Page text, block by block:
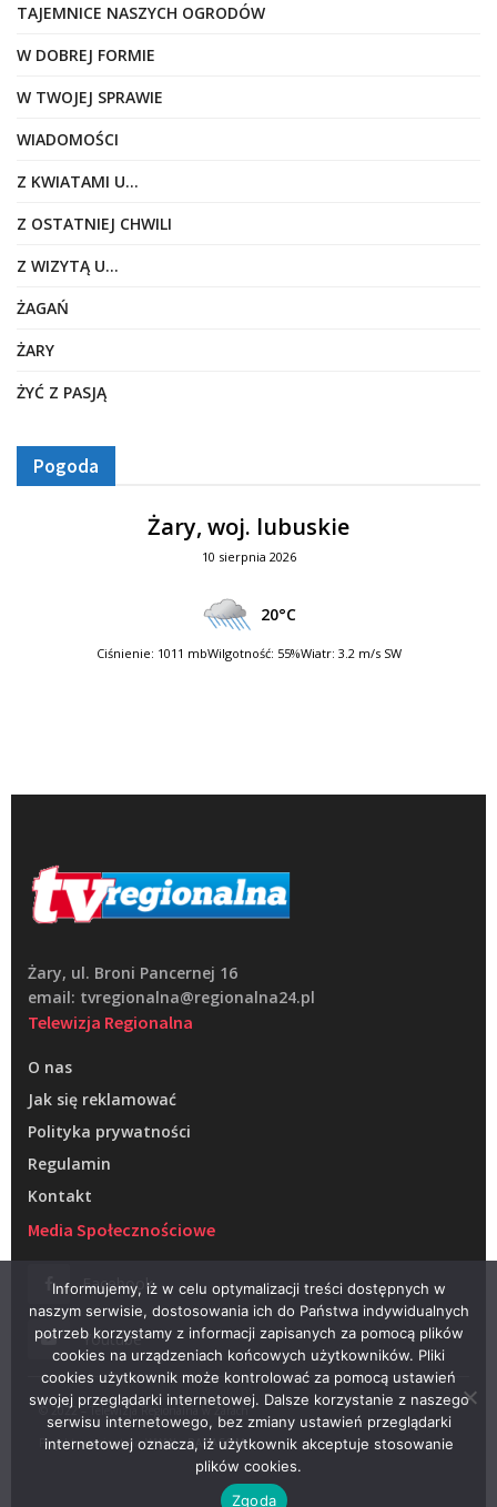
TAJEMNICE NASZYCH OGRODÓW
W DOBREJ FORMIE
W TWOJEJ SPRAWIE
WIADOMOŚCI
Z KWIATAMI U…
Z OSTATNIEJ CHWILI
Z WIZYTĄ U…
ŻAGAŃ
ŻARY
ŻYĆ Z PASJĄ
Pogoda
Żary, woj. lubuskie
10 sierpnia 2026
20°C
Ciśnienie: 1011 mbWilgotność: 55%Wiatr: 3.2 m/s SW
Żary, ul. Broni Pancernej 16
email: tvregionalna@regionalna24.pl
Telewizja Regionalna
O nas
Jak się reklamować
Polityka prywatności
Regulamin
Kontakt
Media Społecznościowe
Facebook
Youtube
© 2022 – Telewizja Regionalna w Żarach
Projektowanie stron WWW –RAGACOM
Informujemy, iż w celu optymalizacji treści dostępnych w
naszym serwisie, dostosowania ich do Państwa indywidualnych
potrzeb korzystamy z informacji zapisanych za pomocą plików
cookies na urządzeniach końcowych użytkowników. Pliki
cookies użytkownik może kontrolować za pomocą ustawień
swojej przeglądarki internetowej. Dalsze korzystanie z naszego
serwisu internetowego, bez zmiany ustawień przeglądarki
internetowej oznacza, iż użytkownik akceptuje stosowanie
plików cookies.
Zgoda